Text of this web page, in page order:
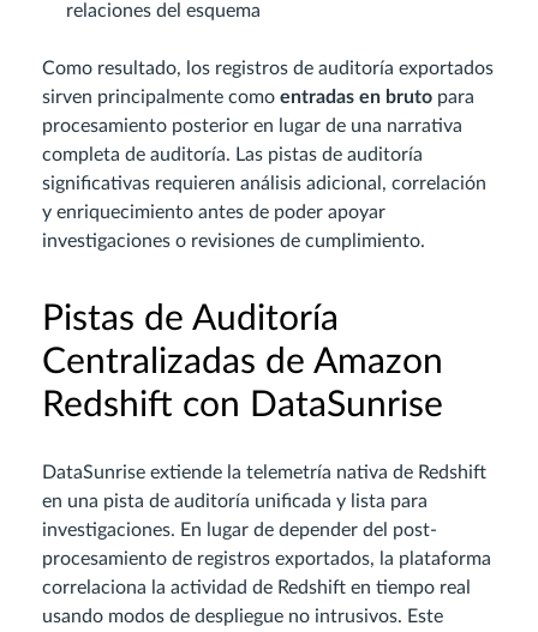
relaciones del esquema
Como resultado, los registros de auditoría exportados
sirven principalmente como entradas en bruto para
procesamiento posterior en lugar de una narrativa
completa de auditoría. Las pistas de auditoría
significativas requieren análisis adicional, correlación
y enriquecimiento antes de poder apoyar
investigaciones o revisiones de cumplimiento.
Pistas de Auditoría
Centralizadas de Amazon
Redshift con DataSunrise
DataSunrise extiende la telemetría nativa de Redshift
en una pista de auditoría unificada y lista para
investigaciones. En lugar de depender del post-
procesamiento de registros exportados, la plataforma
correlaciona la actividad de Redshift en tiempo real
usando modos de despliegue no intrusivos. Este